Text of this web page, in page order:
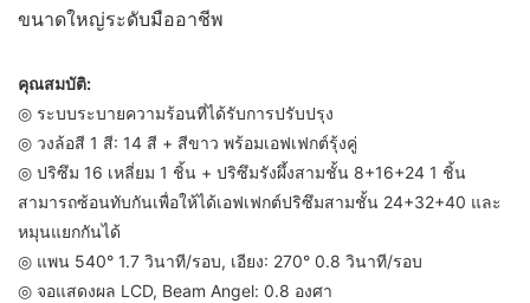
ขนาดใหญ่ระดับมืออาชีพ
คุณสมบัติ:
◎ ระบบระบายความร้อนที่ได้รับการปรับปรุง
◎ วงล้อสี 1 สี: 14 สี + สีขาว พร้อมเอฟเฟกต์รุ้งคู่
◎ ปริซึม 16 เหลี่ยม 1 ชิ้น + ปริซึมรังผึ้งสามชั้น 8+16+24 1 ชิ้น
สามารถซ้อนทับกันเพื่อให้ได้เอฟเฟกต์ปริซึมสามชั้น 24+32+40 และ
หมุนแยกกันได้
◎ แพน 540° 1.7 วินาที/รอบ, เอียง: 270° 0.8 วินาที/รอบ
◎ จอแสดงผล LCD, Beam Angel: 0.8 องศา